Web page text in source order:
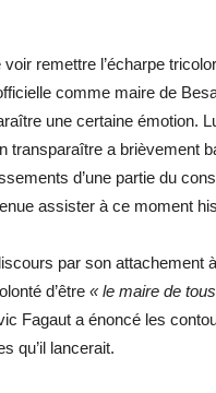
remettre l’écharpe
comme maire de
une certaine émotion.
transparaître a brièvement
d’une partie du
assister à ce moment
par son attachement
d’être « le maire de
Fagaut a énoncé les
qu’il lancerait.